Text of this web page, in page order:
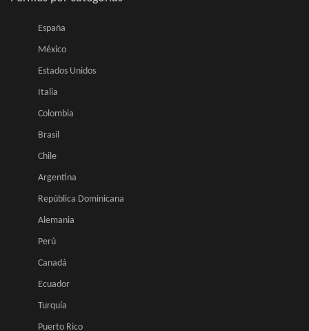
España
México
Estados Unidos
Italia
Colombia
Brasil
Chile
Argentina
República Dominicana
Alemania
Perú
Canadá
Ecuador
Turquía
Puerto Rico